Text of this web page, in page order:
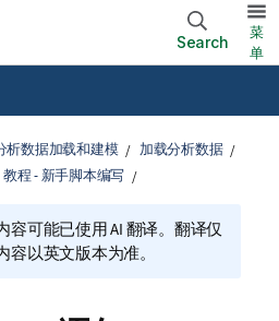
Search
菜
单
析数据加载和建模
加载分析数据
教程 - 新手脚本编写
容可能已使用 AI 翻译。翻译仅
容以英文版本为准。